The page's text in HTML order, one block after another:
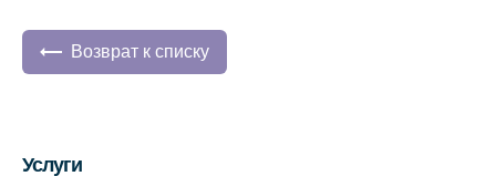
Возврат к списку
Услуги